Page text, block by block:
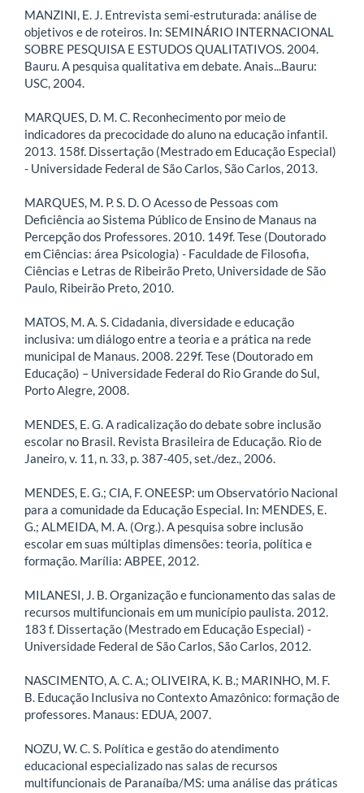
MANZINI, E. J. Entrevista semi-estruturada: análise de
objetivos e de roteiros. In: SEMINÁRIO INTERNACIONAL
SOBRE PESQUISA E ESTUDOS QUALITATIVOS. 2004.
Bauru. A pesquisa qualitativa em debate. Anais...Bauru:
USC, 2004.
MARQUES, D. M. C. Reconhecimento por meio de
indicadores da precocidade do aluno na educação infantil.
2013. 158f. Dissertação (Mestrado em Educação Especial)
- Universidade Federal de São Carlos, São Carlos, 2013.
MARQUES, M. P. S. D. O Acesso de Pessoas com
Deficiência ao Sistema Público de Ensino de Manaus na
Percepção dos Professores. 2010. 149f. Tese (Doutorado
em Ciências: área Psicologia) - Faculdade de Filosofia,
Ciências e Letras de Ribeirão Preto, Universidade de São
Paulo, Ribeirão Preto, 2010.
MATOS, M. A. S. Cidadania, diversidade e educação
inclusiva: um diálogo entre a teoria e a prática na rede
municipal de Manaus. 2008. 229f. Tese (Doutorado em
Educação) – Universidade Federal do Rio Grande do Sul,
Porto Alegre, 2008.
MENDES, E. G. A radicalização do debate sobre inclusão
escolar no Brasil. Revista Brasileira de Educação. Rio de
Janeiro, v. 11, n. 33, p. 387-405, set./dez., 2006.
MENDES, E. G.; CIA, F. ONEESP: um Observatório Nacional
para a comunidade da Educação Especial. In: MENDES, E.
G.; ALMEIDA, M. A. (Org.). A pesquisa sobre inclusão
escolar em suas múltiplas dimensões: teoria, política e
formação. Marília: ABPEE, 2012.
MILANESI, J. B. Organização e funcionamento das salas de
recursos multifuncionais em um município paulista. 2012.
183 f. Dissertação (Mestrado em Educação Especial) -
Universidade Federal de São Carlos, São Carlos, 2012.
NASCIMENTO, A. C. A.; OLIVEIRA, K. B.; MARINHO, M. F.
B. Educação Inclusiva no Contexto Amazônico: formação de
professores. Manaus: EDUA, 2007.
NOZU, W. C. S. Política e gestão do atendimento
educacional especializado nas salas de recursos
multifuncionais de Paranaíba/MS: uma análise das práticas